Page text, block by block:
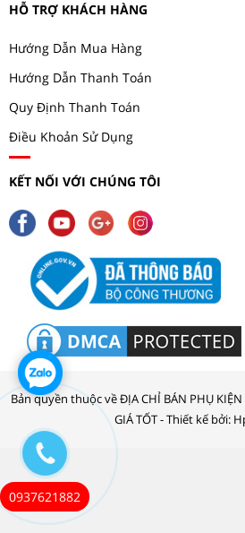
HỖ TRỢ KHÁCH HÀNG
Hướng Dẫn Mua Hàng
Hướng Dẫn Thanh Toán
Quy Định Thanh Toán
Điều Khoản Sử Dụng
KẾT NỐI VỚI CHÚNG TÔI
Bản quyền thuộc về ĐỊA CHỈ BÁN PHỤ KIỆN
GIÁ TỐT - Thiết kế bởi:
0937621882